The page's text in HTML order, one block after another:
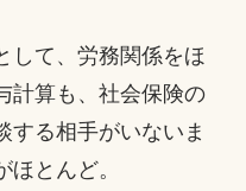
して、労務関係をほ
計算も、社会保険の
する相手がいないま
とんど。